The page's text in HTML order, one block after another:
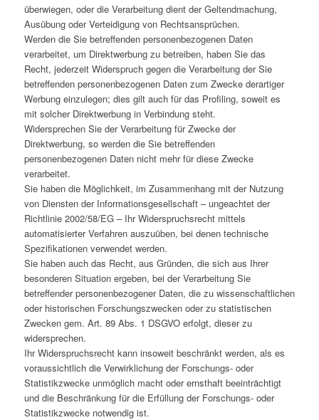
überwiegen, oder die Verarbeitung dient der Geltendmachung,
Ausübung oder Verteidigung von Rechtsansprüchen.
Werden die Sie betreffenden personenbezogenen Daten
verarbeitet, um Direktwerbung zu betreiben, haben Sie das
Recht, jederzeit Widerspruch gegen die Verarbeitung der Sie
betreffenden personenbezogenen Daten zum Zwecke derartiger
Werbung einzulegen; dies gilt auch für das Profiling, soweit es
mit solcher Direktwerbung in Verbindung steht.
Widersprechen Sie der Verarbeitung für Zwecke der
Direktwerbung, so werden die Sie betreffenden
personenbezogenen Daten nicht mehr für diese Zwecke
verarbeitet.
Sie haben die Möglichkeit, im Zusammenhang mit der Nutzung
von Diensten der Informationsgesellschaft – ungeachtet der
Richtlinie 2002/58/EG – Ihr Widerspruchsrecht mittels
automatisierter Verfahren auszuüben, bei denen technische
Spezifikationen verwendet werden.
Sie haben auch das Recht, aus Gründen, die sich aus Ihrer
besonderen Situation ergeben, bei der Verarbeitung Sie
betreffender personenbezogener Daten, die zu wissenschaftlichen
oder historischen Forschungszwecken oder zu statistischen
Zwecken gem. Art. 89 Abs. 1 DSGVO erfolgt, dieser zu
widersprechen.
Ihr Widerspruchsrecht kann insoweit beschränkt werden, als es
voraussichtlich die Verwirklichung der Forschungs- oder
Statistikzwecke unmöglich macht oder ernsthaft beeinträchtigt
und die Beschränkung für die Erfüllung der Forschungs- oder
Statistikzwecke notwendig ist.